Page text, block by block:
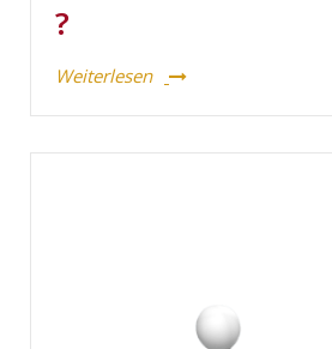
?
Weiterlesen